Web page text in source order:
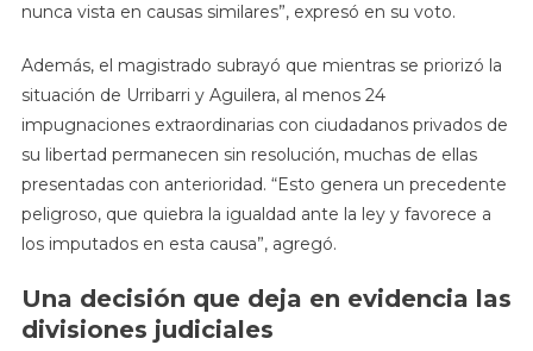
nunca vista en causas similares”, expresó en su voto.
Además, el magistrado subrayó que mientras se priorizó la
situación de Urribarri y Aguilera, al menos 24
impugnaciones extraordinarias con ciudadanos privados de
su libertad permanecen sin resolución, muchas de ellas
presentadas con anterioridad. “Esto genera un precedente
peligroso, que quiebra la igualdad ante la ley y favorece a
los imputados en esta causa”, agregó.
Una decisión que deja en evidencia las
divisiones judiciales